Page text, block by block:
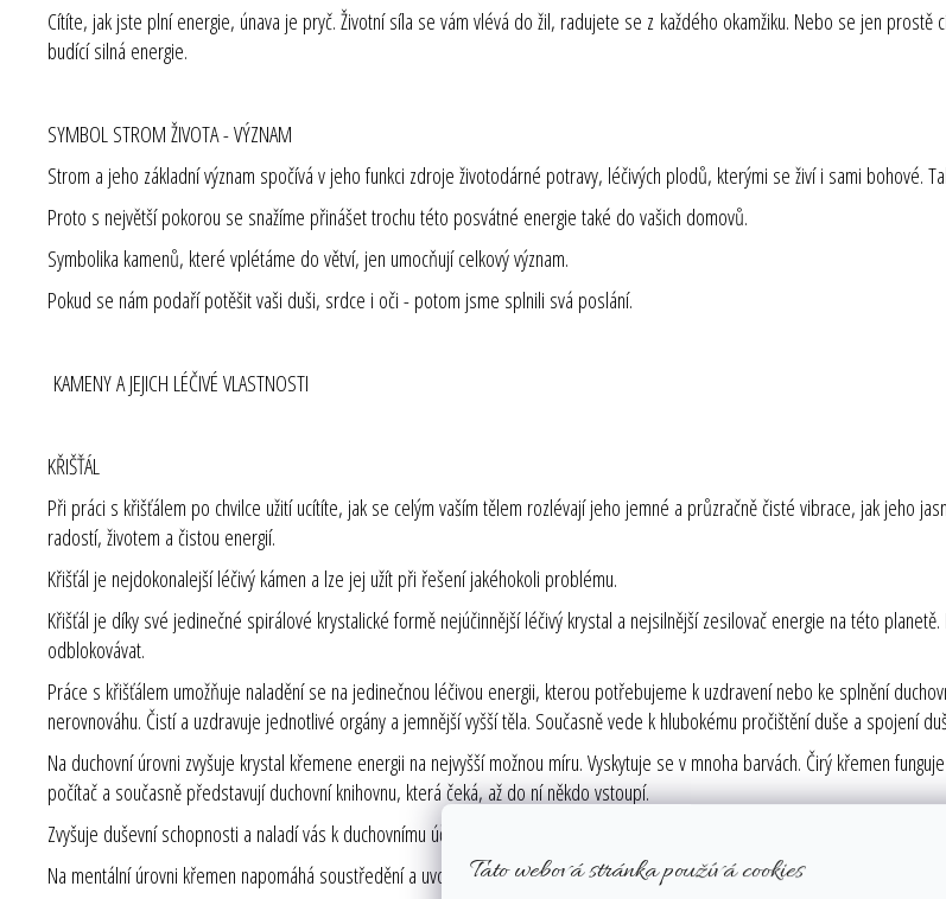
Tato webová stránka používá cookies
Cítíte, jak jste plní energie, únava je pryč. Životní síla se vám vlévá do žil, radujete se z každého okamžiku. Nebo se jen
budící silná energie.
SYMBOL STROM ŽIVOTA - VÝZNAM
Strom a jeho základní význam spočívá v jeho funkci zdroje životodárné potravy, léčivých plodů, kterými se živí i sami bohové.
Proto s největší pokorou se snažíme přinášet trochu této posvátné energie také do vašich domovů.
Symbolika kamenů, které vplétáme do větví, jen umocňují celkový význam.
Pokud se nám podaří potěšit vaši duši, srdce i oči - potom jsme splnili svá poslání.
KAMENY A JEJICH LÉČIVÉ VLASTNOSTI
KŘIŠŤÁL
Při práci s křišťálem po chvilce užití ucítíte, jak se celým vaším tělem rozlévají jeho jemné a průzračně čisté vibrace, jak jeho
radostí, životem a čistou energií.
Křišťál je nejdokonalejší léčivý kámen a lze jej užít při řešení jakéhokoli problému.
Křišťál je díky své jedinečné spirálové krystalické formě nejúčinnější léčivý krystal a nejsilnější zesilovač energie na této
odblokovávat.
Práce s křišťálem umožňuje naladění se na jedinečnou léčivou energii, kterou potřebujeme k uzdravení nebo ke splnění
nerovnováhu. Čistí a uzdravuje jednotlivé orgány a jemnější vyšší těla. Současně vede k hlubokému pročištění duše a spojení
Na duchovní úrovni zvyšuje krystal křemene energii na nejvyšší možnou míru. Vyskytuje se v mnoha barvách. Čirý křemen
počítač a současně představují duchovní knihovnu, která čeká, až do ní někdo vstoupí.
Zvyšuje duševní schopnosti a naladí vás k duchovnímu účelu, pro nějž jste vybráni. Pokud se použije při meditaci, dokáže
Na mentální úrovni křemen napomáhá soustředění a uvolňuje dosud uzamčenou paměť. Krystal křemene mívá různě